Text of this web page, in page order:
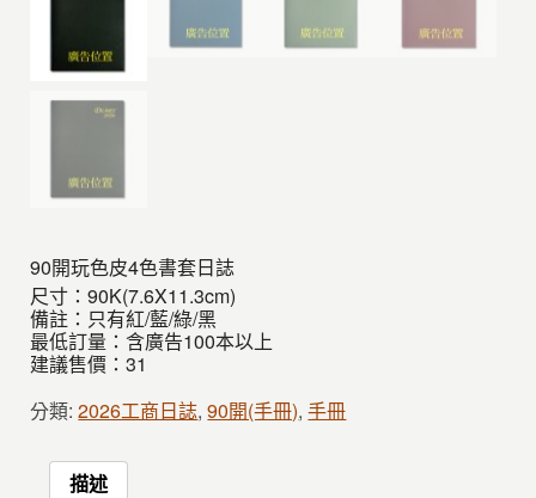
90開玩色皮4色書套日誌
尺寸：90K(7.6X11.3cm)
備註：只有紅/藍/綠/黑
最低訂量：含廣告100本以上
建議售價：31
分類:2026工商日誌,90開(手冊),手冊
描述